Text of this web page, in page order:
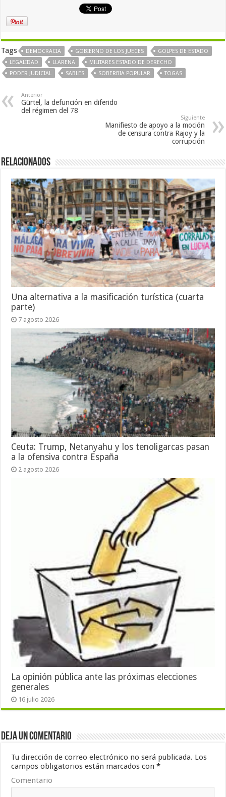
Tags DEMOCRACIA GOBIERNO DE LOS JUECES
GOLPES DE ESTADO
LEGALIDAD
LLARENA
MILITARES ESTADO DE DERECHO
PODER JUDICIAL
SABLES SOBERBIA POPULAR TOGAS
Anterior
Gürtel, la defunción en diferido
del régimen del 78
Siguiente
Manifiesto de apoyo a la moción
de censura contra Rajoy y la
corrupción
Relacionados
Una alternativa a la masificación turística (cuarta
parte)
7 agosto 2026
Ceuta: Trump, Netanyahu y los tenoligarcas pasan
a la ofensiva contra España
2 agosto 2026
La opinión pública ante las próximas elecciones
generales
16 julio 2026
Deja un comentario
Tu dirección de correo electrónico no será publicada. Los
campos obligatorios están marcados con*
Comentario